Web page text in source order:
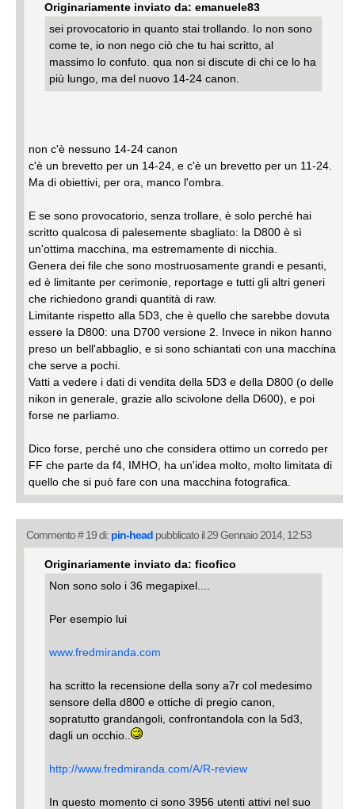
Originariamente inviato da: emanuele83
sei provocatorio in quanto stai trollando. Io non sono
come te, io non nego ciò che tu hai scritto, al
massimo lo confuto. qua non si discute di chi ce lo ha
più lungo, ma del nuovo 14-24 canon.
non c'è nessuno 14-24 canon
c'è un brevetto per un 14-24, e c'è un brevetto per un 11-24.
Ma di obiettivi, per ora, manco l'ombra.
E se sono provocatorio, senza trollare, è solo perché hai
scritto qualcosa di palesemente sbagliato: la D800 è sì
un'ottima macchina, ma estremamente di nicchia.
Genera dei file che sono mostruosamente grandi e pesanti,
ed è limitante per cerimonie, reportage e tutti gli altri generi
che richiedono grandi quantità di raw.
Limitante rispetto alla 5D3, che è quello che sarebbe dovuta
essere la D800: una D700 versione 2. Invece in nikon hanno
preso un bell'abbaglio, e si sono schiantati con una macchina
che serve a pochi.
Vatti a vedere i dati di vendita della 5D3 e della D800 (o delle
nikon in generale, grazie allo scivolone della D600), e poi
forse ne parliamo.
Dico forse, perché uno che considera ottimo un corredo per
FF che parte da f4, IMHO, ha un'idea molto, molto limitata di
quello che si può fare con una macchina fotografica.
Commento # 19 di: pin-head pubblicato il 29 Gennaio 2014, 12:53
Originariamente inviato da: ficofico
Non sono solo i 36 megapixel....
Per esempio lui
www.fredmiranda.com
ha scritto la recensione della sony a7r col medesimo
sensore della d800 e ottiche di pregio canon,
sopratutto grandangoli, confrontandola con la 5d3,
dagli un occhio..
http://www.fredmiranda.com/A/R-review
In questo momento ci sono 3956 utenti attivi nel suo